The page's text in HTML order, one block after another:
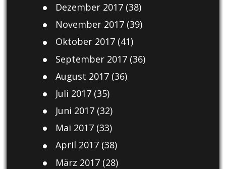
Dezember 2017(38)
November 2017(39)
Oktober 2017(41)
September 2017(36)
August 2017(36)
Juli 2017(35)
Juni 2017(32)
Mai 2017(33)
April 2017(38)
März 2017(28)